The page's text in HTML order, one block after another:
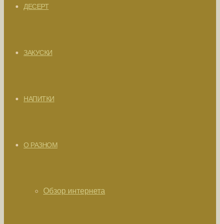
ДЕСЕРТ
ЗАКУСКИ
НАПИТКИ
О РАЗНОМ
Обзор интернета